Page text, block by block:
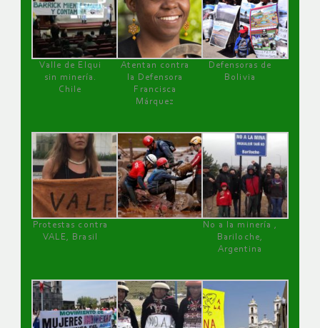
Valle de Elqui
sin minería.
Chile
Atentan contra
la Defensora
Francisca
Márquez
Defensoras de
Bolivia
Protestas contra
VALE, Brasil
No a la minería ,
Bariloche,
Argentina